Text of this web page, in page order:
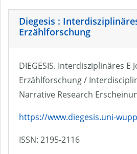
Diegesis :
Erzählforschung
DIEGESIS. Interdisziplinäres E
Erzählforschung /
Narrative Research
https://www.diegesis.uni-
ISSN: 2195-2116